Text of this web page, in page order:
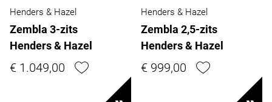
Henders & Hazel
Zembla 3-zits
Henders & Hazel
€ 1.049,00
Henders & Hazel
Zembla 2,5-zits
Henders & Hazel
€ 999,00